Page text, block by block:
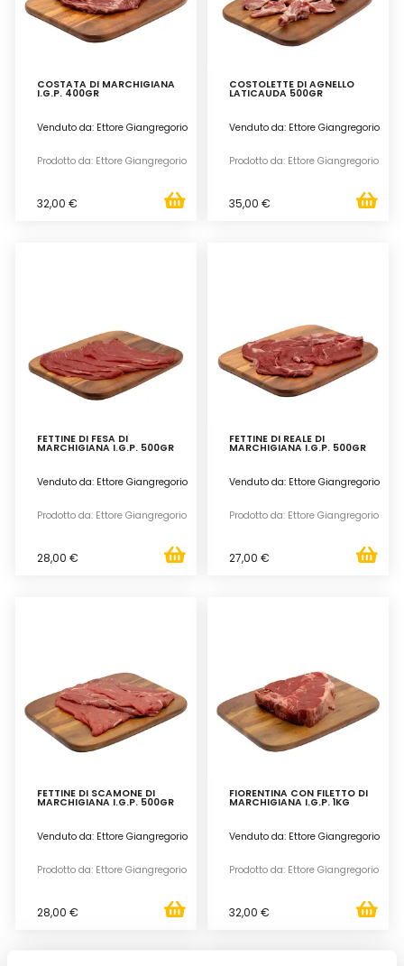
COSTATA DI MARCHIGIANA
I.G.P. 400GR
Venduto da: Ettore Giangregorio
Prodotto da: Ettore Giangregorio
32,00 €
COSTOLETTE DI AGNELLO
LATICAUDA 500GR
Venduto da: Ettore Giangregorio
Prodotto da: Ettore Giangregorio
35,00 €
FETTINE DI FESA DI
MARCHIGIANA I.G.P. 500GR
Venduto da: Ettore Giangregorio
Prodotto da: Ettore Giangregorio
28,00 €
FETTINE DI REALE DI
MARCHIGIANA I.G.P. 500GR
Venduto da: Ettore Giangregorio
Prodotto da: Ettore Giangregorio
27,00 €
FETTINE DI SCAMONE DI
MARCHIGIANA I.G.P. 500GR
Venduto da: Ettore Giangregorio
Prodotto da: Ettore Giangregorio
28,00 €
FIORENTINA CON FILETTO DI
MARCHIGIANA I.G.P. 1KG
Venduto da: Ettore Giangregorio
Prodotto da: Ettore Giangregorio
32,00 €